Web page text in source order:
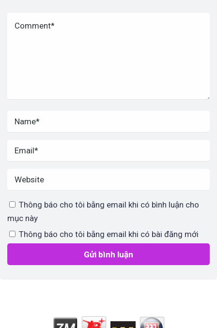
Thông báo cho tôi bằng email khi có bình luận cho
mục này
Thông báo cho tôi bằng email khi có bài đăng mới